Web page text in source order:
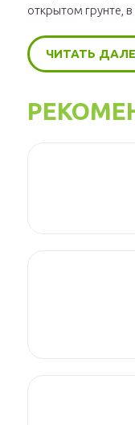
открытом грунте,
ЧИТАТЬ